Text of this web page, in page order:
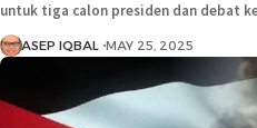
untuk tiga calon presiden dan debat
ASEP IQBAL MAY 25, 2025